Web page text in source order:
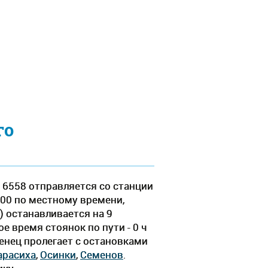
отправляется со станции
по местному времени,
на 9
время стоянок по пути - 0 ч
пролегает c остановками
,Осинки, Семенов.